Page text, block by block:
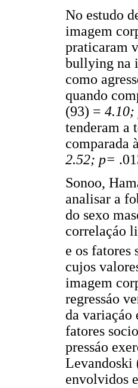
No estudo
imagem
praticaram
bullying na
como
quando
(93) = 4.10;
tenderam a
comparada
2.52; p=
Sonoo,
analisar a
do sexo
correlaçáo
e os fatores
cujos
imagem
regressáo
da variaçáo
fatores
pressáo
Levandoski
envolvidos